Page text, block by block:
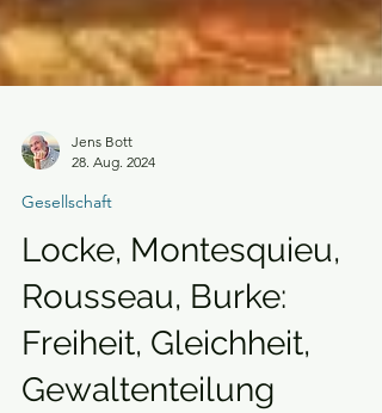
Jens Bott
28. Aug. 2024
Gesellschaft
Locke, Montesquieu,
Rousseau, Burke: